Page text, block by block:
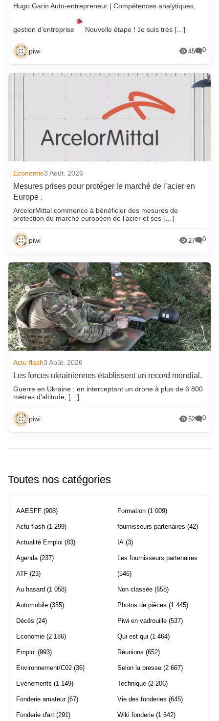
Hugo Garin Auto-entrepreneur | Compétences analytiques,
gestion d’entreprise Nouvelle étape ! Je suis très […]
piwi 45 0
Economie3 Août. 2026
Mesures prises pour protéger le marché de l’acier en
Europe .
ArcelorMittal commence à bénéficier des mesures de
protection du marché européen de l’acier et ses […]
piwi 27 0
Actu flash3 Août. 2026
Les forces ukrainiennes établissent un record mondial.
Guerre en Ukraine : en interceptant un drone à plus de 6 800
mètres d’altitude, […]
piwi 52 0
Toutes nos catégories
AAESFF (908)
Actu flash (1 299)
Actualité Emploi (83)
Agenda(237)
ATF (23)
Au hasard (1 058)
Automobile (355)
Décès (24)
Economie (2 186)
Emploi (993)
Environnement/C02 (36)
Evènements (1 149)
Fonderie amateur(67)
Fonderie d'art (291)
Formation (1 009)
fournisseurs partenaires (42)
IA (3)
Les fournisseurs partenaires
(546)
Non classée (658)
Photos de pièces (1 445)
Piwi en vadrouille (537)
Qui est qui (1 464)
Réunions (652)
Selon la presse (2 667)
Technique (2 206)
Vie des fonderies (645)
Wiki fonderie (1 642)